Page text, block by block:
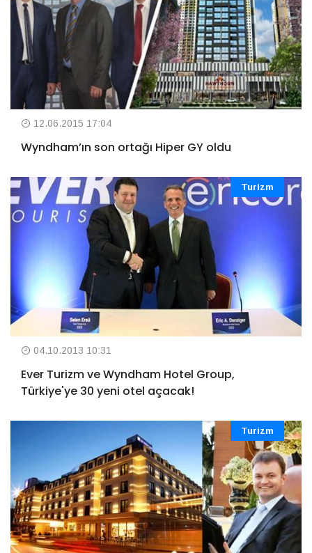
12.06.2015 17:04
Wyndham’ın son ortağı Hiper GY oldu
Turizm
04.10.2013 10:31
Ever Turizm ve Wyndham Hotel Group,
Türkiye'ye 30 yeni otel açacak!
Turizm